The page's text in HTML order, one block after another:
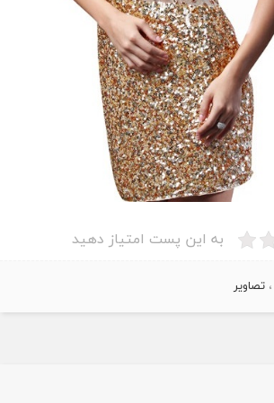
به این پست امتیاز دهید
،تصاویر